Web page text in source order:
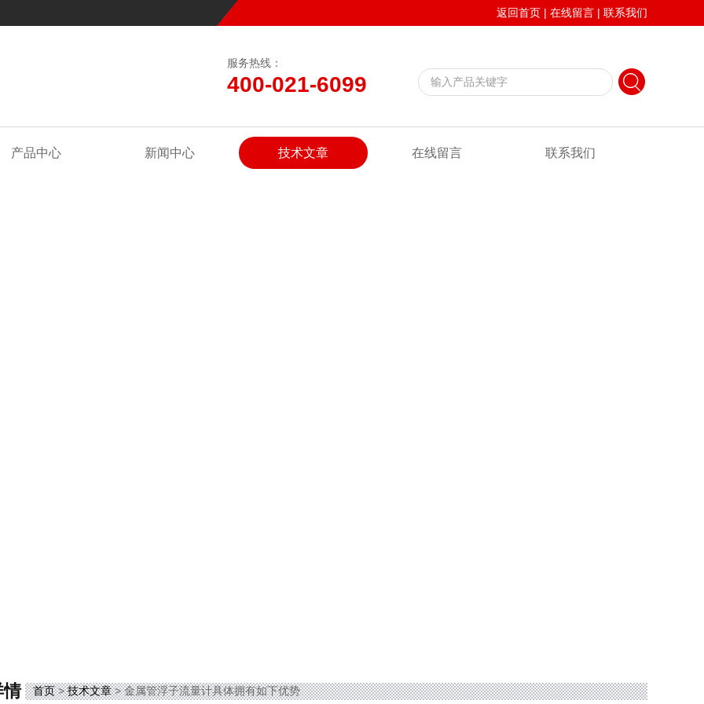
返回首页 | 在线留言 | 联系我们
服务热线：
400-021-6099
产品中心 新闻中心 技术文章 在线留言 联系我们
情 首页>技术文章> 金属管浮子流量计具体拥有如下优势